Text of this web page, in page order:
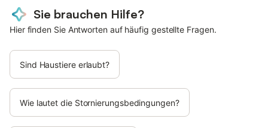
Sie brauchen Hilfe?
Hier finden Sie Antworten auf häufig gestellte Fragen.
Sind Haustiere erlaubt?
Wie lautet die Stornierungsbedingungen?